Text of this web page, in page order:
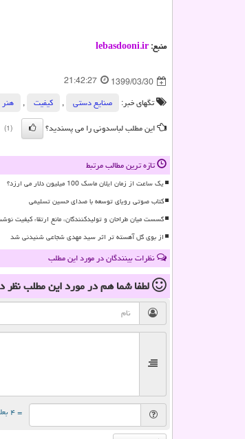
منبع:lebasdooni.ir
1399/03/30
21:42:27
تگهای خبر:
صنایع دستی , كیفیت , هنر
این مطلب لباسدونی را می پسندید؟
(1)
تازه ترین مطالب مرتبط
یک ساعت از زمان ایلان ماسک 100 میلیون دلار می ارزد؟
کتاب صوتی رویای توسعه با صدای حسین تسلیمی
گسست میان طراحان و تولیدکنندگان، مانع ارتقاء کیفیت
از بوی گل آهسته تر اثر سید مهدی شجاعی شنیدنی شد
نظرات بینندگان در مورد این مطلب
لطفا شما همدر مورد این مطلبنظر
= ۴ بعلاوه ۵